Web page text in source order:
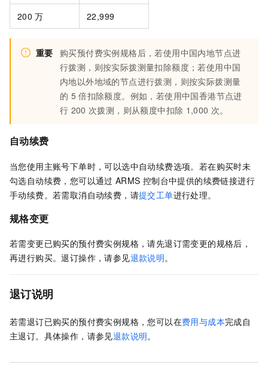
200 万 22,999
重要
购买预付费实例规格后，若使用中国内地节点进
行拨测，则按实际拨测量扣除额度；若使用中国
内地以外地域的节点进行拨测，则按实际拨测量
的 5 倍扣除额度。例如，若使用中国香港节点进
行 200 次拨测，则从额度中扣除 1,000 次。
自动续费
当您使用主账号下单时，可以选中自动续费选项。若在购买时未
勾选自动续费，您可以通过 ARMS 控制台中提供的续费链接进行
手动续费。若需取消自动续费，请提交工单进行处理。
规格变更
若需变更已购买的预付费实例规格，请先退订需变更的规格后，
再进行购买。退订操作，请参见退款说明。
退订说明
若需退订已购买的预付费实例规格，您可以在费用与成本完成自
主退订。具体操作，请参见退款说明。